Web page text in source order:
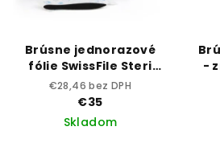
Brúsne jednorazové
fólie SwissFile Steri
G100 – zrnitosť 100
(stredná)
€28,46 bez DPH
€35
Skladom
-